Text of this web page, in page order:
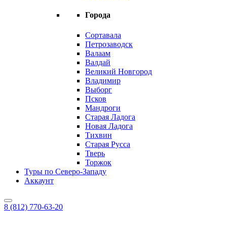
Города
Сортавала
Петрозаводск
Валаам
Валдай
Великий Новгород
Владимир
Выборг
Псков
Мандроги
Старая Ладога
Новая Ладога
Тихвин
Старая Русса
Тверь
Торжок
Туры по Северо-Западу
Аккаунт
8 (812) 770-63-20